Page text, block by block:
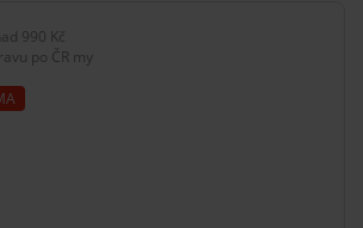
990 Kč
po ČR my